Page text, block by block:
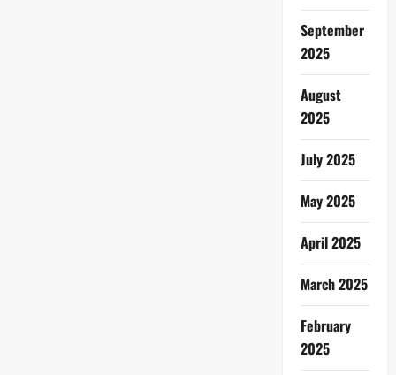
September
2025
August
2025
July 2025
May 2025
April 2025
March 2025
February
2025